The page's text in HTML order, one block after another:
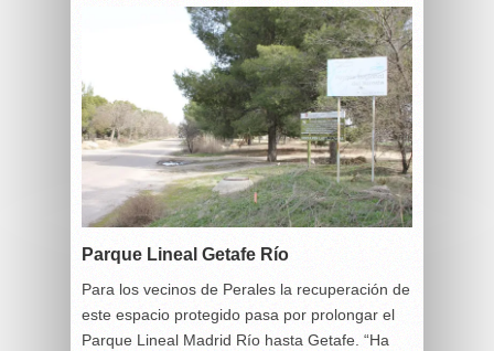
Parque Lineal Getafe Río
Para los vecinos de Perales la recuperación de
este espacio protegido pasa por prolongar el
Parque Lineal Madrid Río hasta Getafe. “Ha